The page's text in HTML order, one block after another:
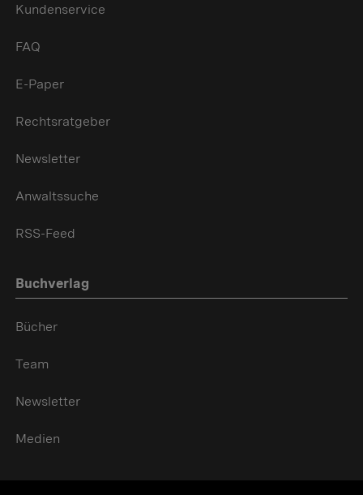
Kundenservice
FAQ
E-Paper
Rechtsratgeber
Newsletter
Anwaltssuche
RSS-Feed
Buchverlag
Bücher
Team
Newsletter
Medien